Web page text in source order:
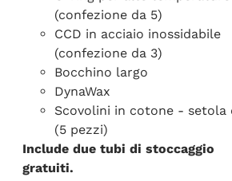
(confezione da 5)
CCD in acciaio inossidabile
(confezione da 3)
Bocchino largo
DynaWax
Scovolini in cotone - setola
(5 pezzi)
Include due tubi di stoccaggio
gratuiti.